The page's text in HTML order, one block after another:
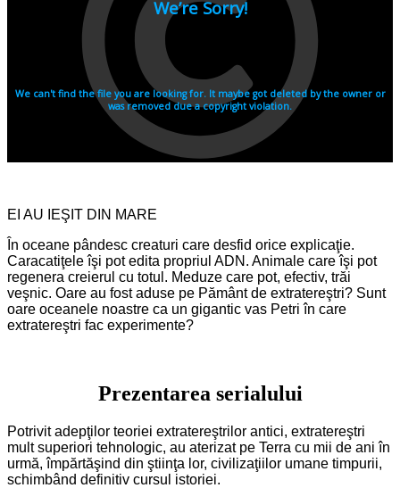
EI AU IEŞIT DIN MARE
În oceane pândesc creaturi care desfid orice explicaţie.
Caracatiţele îşi pot edita propriul ADN. Animale care îşi pot
regenera creierul cu totul. Meduze care pot, efectiv, trăi
veşnic. Oare au fost aduse pe Pământ de extratereştri? Sunt
oare oceanele noastre ca un gigantic vas Petri în care
extratereştri fac experimente?
Prezentarea serialului
Potrivit adepţilor teoriei extratereştrilor antici, extratereştri
mult superiori tehnologic, au aterizat pe Terra cu mii de ani în
urmă, împărtăşind din ştiinţa lor, civilizaţiilor umane timpurii,
schimbând definitiv cursul istoriei.